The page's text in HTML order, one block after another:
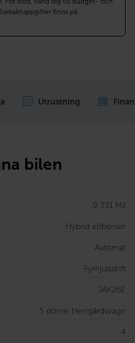
finns på
Utrustning
bilen
9 331 Mil
Hybrid el/bensin
Automat
Fyrhjulsdrift
JAK26E
5 dörrar Herrgårdsvagn
4